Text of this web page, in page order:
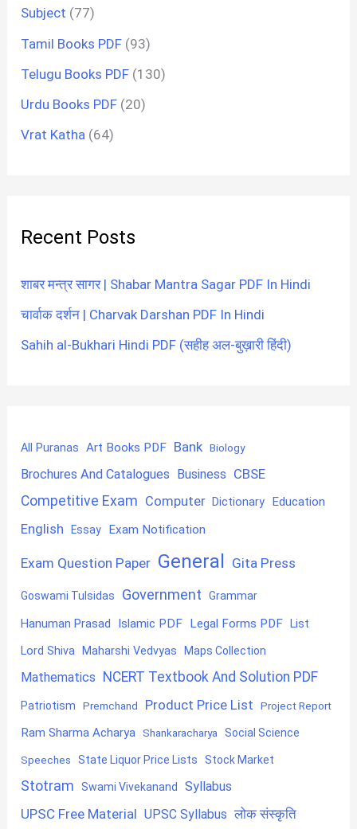
Subject (77)
Tamil Books PDF (93)
Telugu Books PDF (130)
Urdu Books PDF (20)
Vrat Katha (64)
Recent Posts
शाबर मन्त्र सागर | Shabar Mantra Sagar PDF In Hindi
चार्वाक दर्शन | Charvak Darshan PDF In Hindi
Sahih al-Bukhari Hindi PDF (सहीह अल-बुख़ारी हिंदी)
All Puranas Art Books PDF Bank Biology
Brochures And Catalogues Business CBSE
Competitive Exam Computer Dictionary Education
English Essay Exam Notification
Exam Question Paper General Gita Press
Goswami Tulsidas Government Grammar
Hanuman Prasad Islamic PDF Legal Forms PDF List
Lord Shiva Maharshi Vedvyas Maps Collection
Mathematics NCERT Textbook And Solution PDF
Patriotism Premchand Product Price List Project Report
Ram Sharma Acharya Shankaracharya Social Science
Speeches State Liquor Price Lists Stock Market
Stotram Swami Vivekanand Syllabus
UPSC Free Material UPSC Syllabus लोक संस्कृति